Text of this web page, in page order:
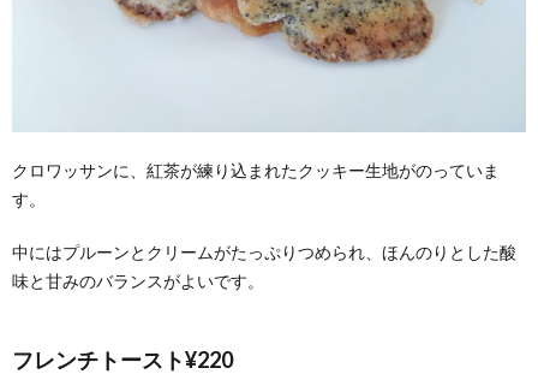
クロワッサンに、紅茶が練り込まれたクッキー生地がのっていま
す。
中にはプルーンとクリームがたっぷりつめられ、ほんのりとした酸
味と甘みのバランスがよいです。
フレンチトースト¥220